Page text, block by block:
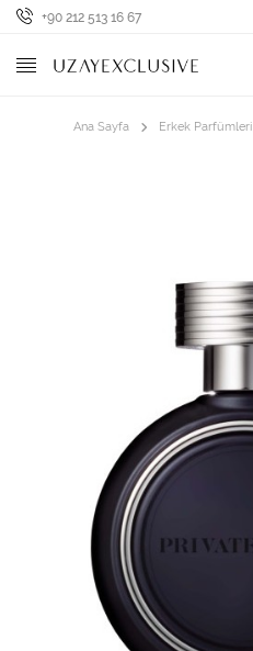
+90 212 513 16 67
Ana Sayfa Erkek Parfümleri